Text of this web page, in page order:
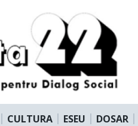
CULTURA ESEU DOSAR